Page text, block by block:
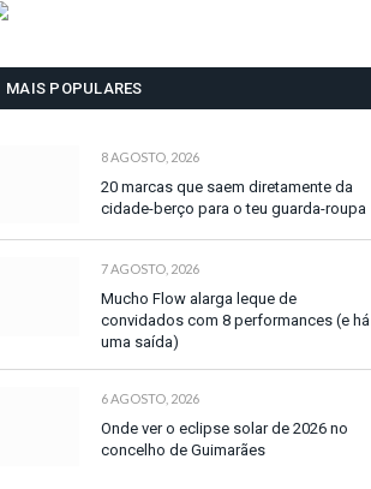
MAIS POPULARES
8 AGOSTO, 2026
20 marcas que saem diretamente da
cidade-berço para o teu guarda-roupa
7 AGOSTO, 2026
Mucho Flow alarga leque de
convidados com 8 performances (e há
uma saída)
6 AGOSTO, 2026
Onde ver o eclipse solar de 2026 no
concelho de Guimarães